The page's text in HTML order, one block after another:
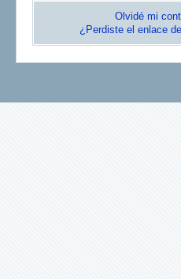
Olvidé mi
¿Perdiste el enlace